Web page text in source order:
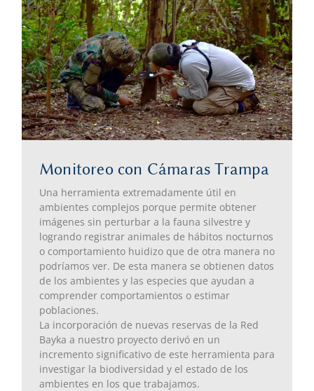
Monitoreo con Cámaras Trampa
Una herramienta extremadamente útil en
ambientes complejos porque permite obtener
imágenes sin perturbar a la fauna silvestre y
logrando registrar animales de hábitos nocturnos
o comportamiento huidizo que de otra manera no
podríamos ver. De esta manera se obtienen datos
de los ambientes y las especies que ayudan a
comprender comportamientos o estimar
poblaciones.
La incorporación de nuevas reservas de la Red
Bayka a nuestro proyecto derivó en un
incremento significativo de este herramienta para
investigar la biodiversidad y el estado de los
ambientes en los que trabajamos.